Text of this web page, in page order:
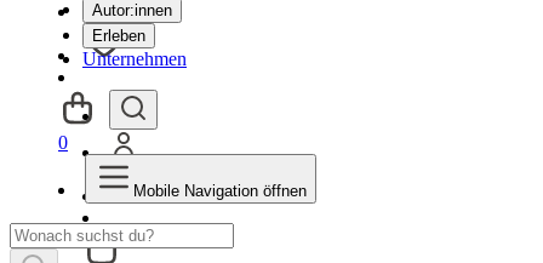
Autor:innen
Erleben
Unternehmen
0
Mobile Navigation öffnen